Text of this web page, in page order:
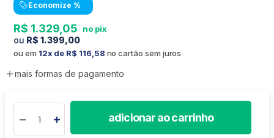
Economize %
R$ 1.329 05
R$ 1.399,00
ou em 12 R$ 116 58 no cartão sem juros
mais formas de pagamento
adicionar ao carrinho